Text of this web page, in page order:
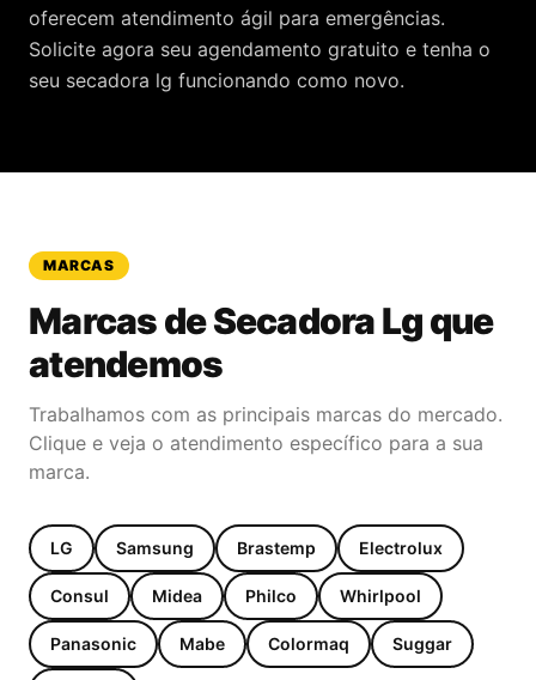
oferecem atendimento ágil para emergências.
Solicite agora seu agendamento gratuito e tenha o
seu secadora lg funcionando como novo.
MARCAS
Marcas deSecadora Lgque
atendemos
Trabalhamos com as principais marcas do mercado.
Clique e veja o atendimento específico para a sua
marca.
LG Samsung Brastemp Electrolux
Consul Midea Philco Whirlpool
Panasonic Mabe Colormaq Suggar